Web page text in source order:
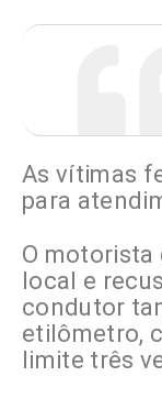
As vítimas
para
O motorista
local e
condutor
etilômetro,
limite três